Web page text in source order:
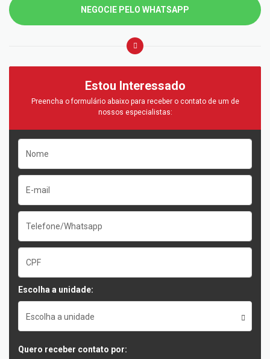
NEGOCIE PELO WHATSAPP
Estou Interessado
Preencha o formulário abaixo para receber o contato de um de
nossos especialistas:
Escolha a unidade:
Escolha a unidade
Quero receber contato por: